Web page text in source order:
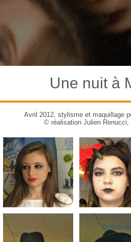
Une nuit à
Avril 2012, stylisme et maquillage
© réalisation Julien Renucci,